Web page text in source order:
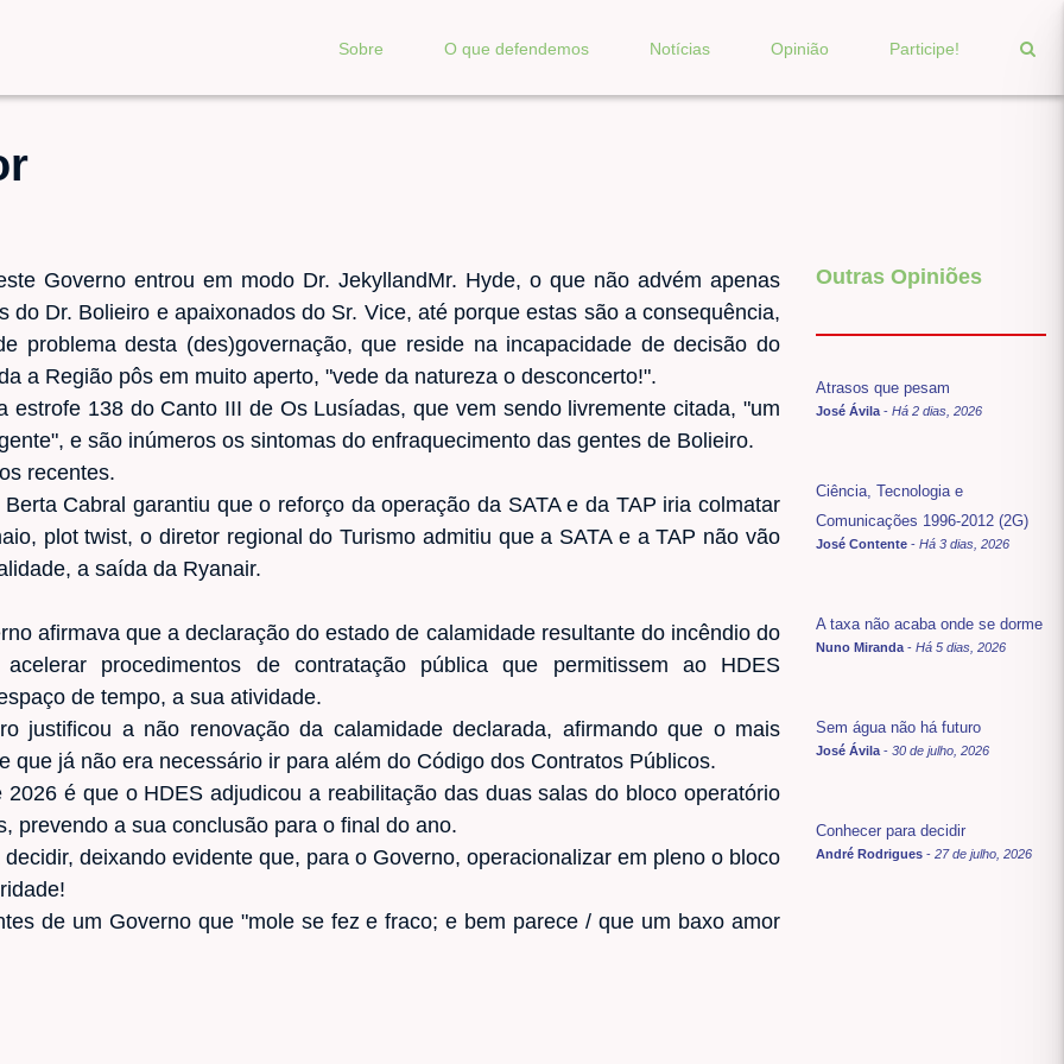
Sobre O que defendemos Notícias Opinião Participe!
Governo entrou em modo Dr. JekyllandMr. Hyde, o que não advém apenas
do Dr. Bolieiro e apaixonados do Sr. Vice, até porque estas são a consequência,
problema desta (des)governação, que reside na incapacidade de decisão do
a Região pôs em muito aperto, "vede da natureza o desconcerto!".
estrofe 138 do Canto III de Os Lusíadas, que vem sendo livremente citada, "um
e são inúmeros os sintomas do enfraquecimento das gentes de Bolieiro.
recentes.
Cabral garantiu que o reforço da operação da SATA e da TAP iria colmatar
plot twist, o diretor regional do Turismo admitiu que a SATA e a TAP não vão
a saída da Ryanair.
afirmava que a declaração do estado de calamidade resultante do incêndio do
procedimentos de contratação pública que permitissem ao HDES
de tempo, a sua atividade.
justificou a não renovação da calamidade declarada, afirmando que o mais
que já não era necessário ir para além do Código dos Contratos Públicos.
é que o HDES adjudicou a reabilitação das duas salas do bloco operatório
prevendo a sua conclusão para o final do ano.
deixando evidente que, para o Governo, operacionalizar em pleno o bloco
de um Governo que "mole se fez e fraco; e bem parece / que um baxo amor
Outras Opiniões
Atrasos que pesam
José Ávila - Há 2 dias, 2026
Ciência, Tecnologia e
Comunicações 1996-2012 (2G)
José Contente - Há 3 dias, 2026
A taxa não acaba onde se dorme
Nuno Miranda - Há 5 dias, 2026
Sem água não há futuro
José Ávila - 30 de julho, 2026
Conhecer para decidir
André Rodrigues - 27 de julho, 2026